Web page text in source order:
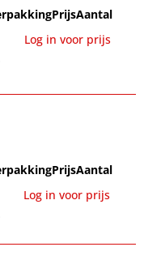
PrijsAantal
Log in voor prijs
PrijsAantal
Log in voor prijs